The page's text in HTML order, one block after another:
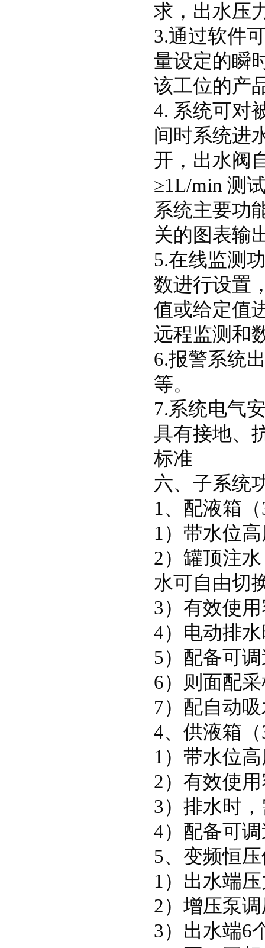
求，出水压
3.通过软件
量设定的瞬
该工位的产
4. 系统可对
间时系统进
开，出水阀
≥1L/min 测
系统主要功
关的图表输
5.在线监测
数进行设置
值或给定值
远程监测和
6.报警系统
等。
7.系统电气
具有接地、
标准
六、子系统
1、配液箱
1）带水位
2）罐顶注
水可自由切
3）有效使
4）电动排
5）配备可
6）则面配
7）配自动
4、供液箱
1）带水位
2）有效使
3）排水时
4）配备可
5、变频恒
1）出水端
2）增压泵
3）出水端6